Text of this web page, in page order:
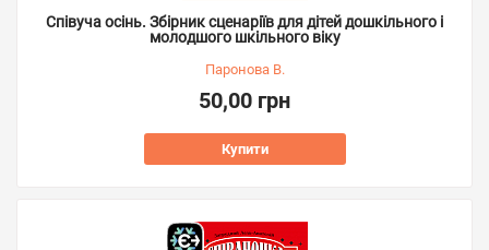
Співуча осінь. Збірник сценаріїв для дітей дошкільного і
молодшого шкільного віку
Паронова В.
50,00 грн
Купити